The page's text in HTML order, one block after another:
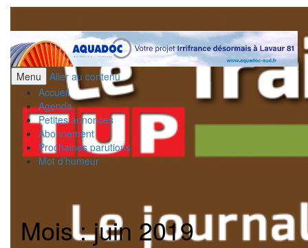
Menu
Aller au contenu
Accueil
Agenda
Petites annonces
Abonnement
Prochaines parutions
Mot d’humeur
Mois : juin 2019